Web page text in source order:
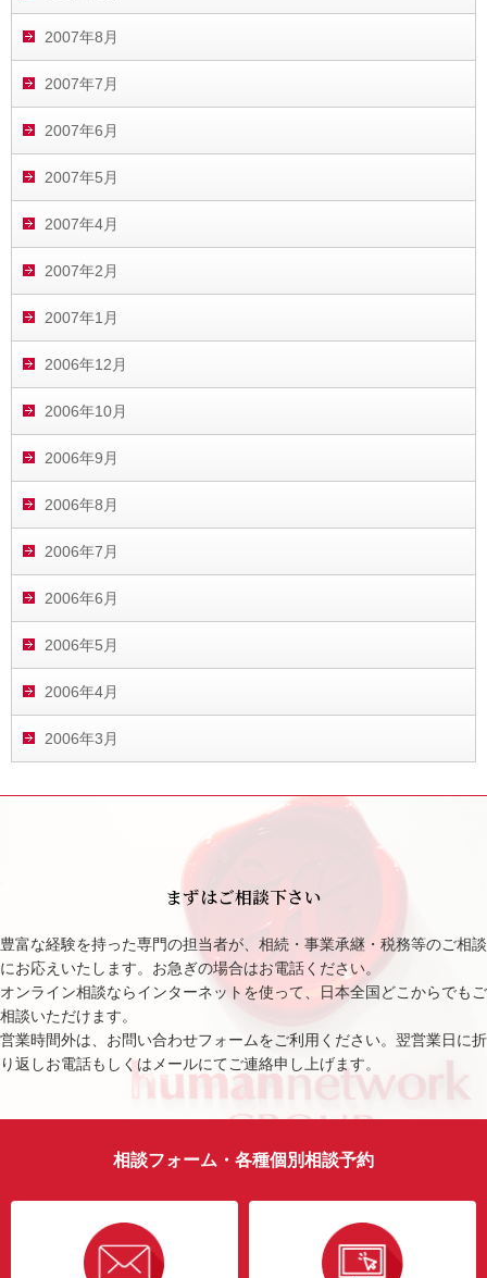
2007年8月
2007年7月
2007年6月
2007年5月
2007年4月
2007年2月
2007年1月
2006年12月
2006年10月
2006年9月
2006年8月
2006年7月
2006年6月
2006年5月
2006年4月
2006年3月
まずはご相談下さい
豊富な経験を持った専門の担当者が、相続・事業承継・税務等のご相談
にお応えいたします。お急ぎの場合はお電話ください。
オンライン相談ならインターネットを使って、日本全国どこからでもご
相談いただけます。
営業時間外は、お問い合わせフォームをご利用ください。翌営業日に折
り返しお電話もしくはメールにてご連絡申し上げます。
相談フォーム・各種個別相談予約